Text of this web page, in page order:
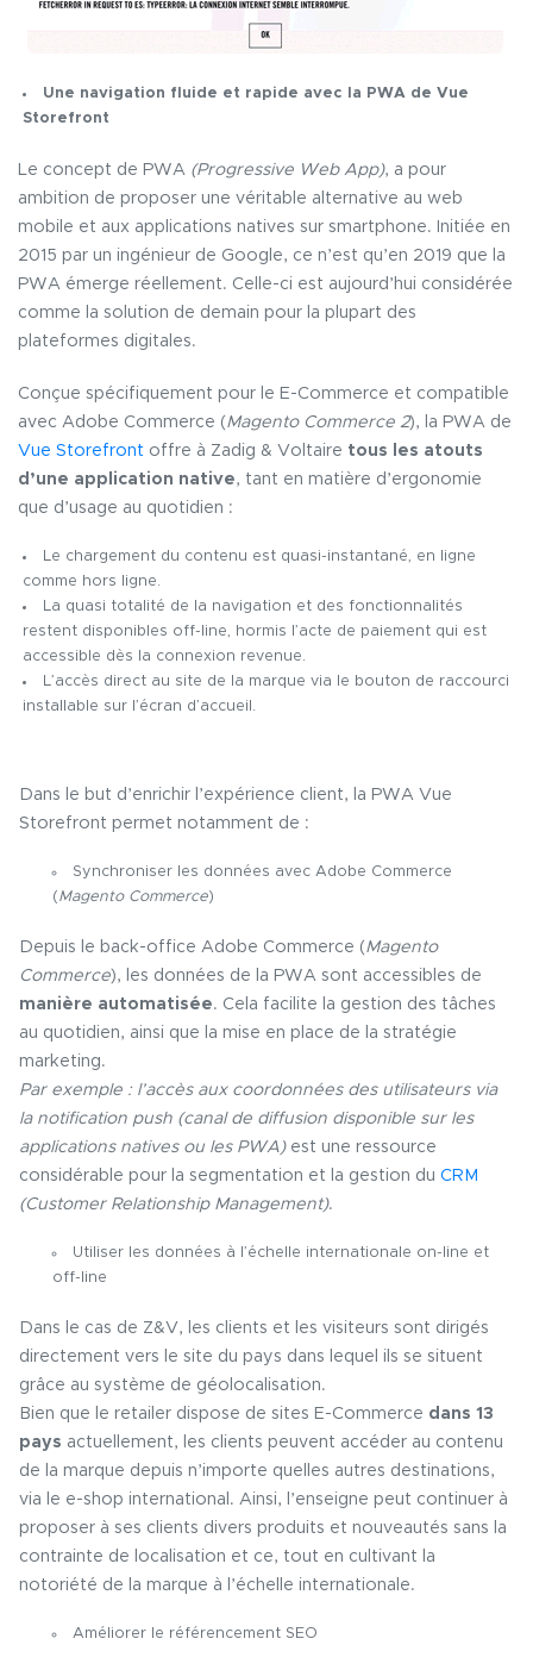
Une navigation fluide et rapide avec la PWA de Vue
Storefront
Le concept de PWA (Progressive Web App), a pour
ambition de proposer une véritable alternative au web
mobile et aux applications natives sur smartphone. Initiée en
2015 par un ingénieur de Google, ce n’est qu’en 2019 que la
PWA émerge réellement. Celle-ci est aujourd’hui considérée
comme la solution de demain pour la plupart des
plateformes digitales.
Conçue spécifiquement pour le E-Commerce et compatible
avec Adobe Commerce (Magento Commerce 2), la PWA de
Vue Storefront offre à Zadig & Voltaire tous les atouts
d’une application native, tant en matière d’ergonomie
que d’usage au quotidien :
Le chargement du contenu est quasi-instantané, en ligne
comme hors ligne.
La quasi totalité de la navigation et des fonctionnalités
restent disponibles off-line, hormis l’acte de paiement qui est
accessible dès la connexion revenue.
L’accès direct au site de la marque via le bouton de raccourci
installable sur l’écran d’accueil.
Dans le but d’enrichir l’expérience client, la PWA Vue
Storefront permet notamment de :
Synchroniser les données avec Adobe Commerce
(Magento Commerce)
Depuis le back-office Adobe Commerce (Magento
Commerce), les données de la PWA sont accessibles de
manière automatisée. Cela facilite la gestion des tâches
au quotidien, ainsi que la mise en place de la stratégie
marketing.
Par exemple : l’accès aux coordonnées des utilisateurs via
la notification push (canal de diffusion disponible sur les
applications natives ou les PWA)est une ressource
considérable pour la segmentation et la gestion du CRM
(Customer Relationship Management).
Utiliser les données à l’échelle internationale on-line et
off-line
Dans le cas de Z&V, les clients et les visiteurs sont dirigés
directement vers le site du pays dans lequel ils se situent
grâce au système de géolocalisation.
Bien que le retailer dispose de sites E-Commerce dans 13
pays actuellement, les clients peuvent accéder au contenu
de la marque depuis n’importe quelles autres destinations,
via le e-shop international. Ainsi, l’enseigne peut continuer à
proposer à ses clients divers produits et nouveautés sans la
contrainte de localisation et ce, tout en cultivant la
notoriété de la marque à l’échelle internationale.
Améliorer le référencement SEO